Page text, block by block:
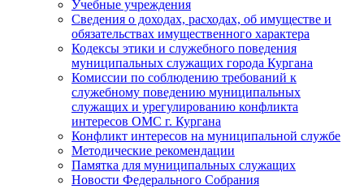
Учебные учреждения
Сведения о доходах, расходах, об имуществе и
обязательствах имущественного характера
Кодексы этики и служебного поведения
муниципальных служащих города Кургана
Комиссии по соблюдению требований к
служебному поведению муниципальных
служащих и урегулированию конфликта
интересов ОМС г. Кургана
Конфликт интересов на муниципальной службе
Методические рекомендации
Памятка для муниципальных служащих
Новости Федерального Cобрания